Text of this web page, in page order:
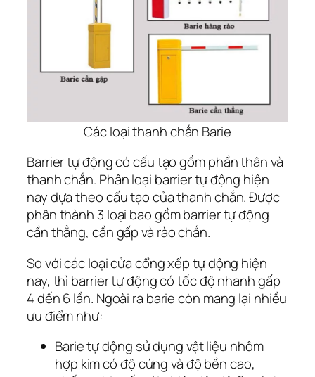
Các loại thanh chắn Barie
Barrier tự động có cấu tạo gồm phần thân và
thanh chắn. Phân loại barrier tự động hiện
nay dựa theo cấu tạo của thanh chắn. Được
phân thành 3 loại bao gồm barrier tự động
cần thẳng, cần gấp và rào chắn.
So với các loại cửa cổng xếp tự động hiện
nay, thì barrier tự động có tốc độ nhanh gấp
4 đến 6 lần. Ngoài ra barie còn mang lại nhiều
ưu điểm như:
Barie tự động sử dụng vật liệu nhôm
hợp kim có độ cứng và độ bền cao,